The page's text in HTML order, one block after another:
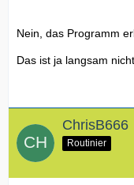
Nein, das Programm
Das ist ja langsam
ChrisB666
Routinier